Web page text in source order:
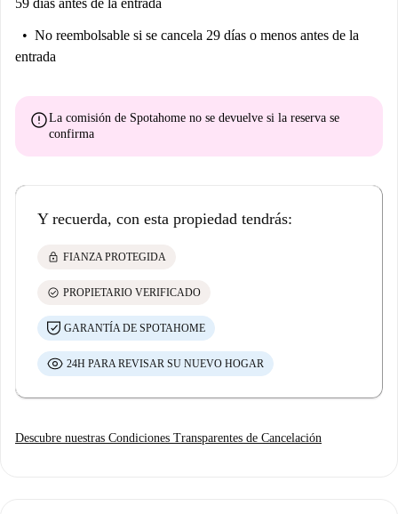
No reembolsable si se cancela 29 días o menos antes de la
entrada
errorLa comisión de Spotahome no se devuelve si la reserva se
confirma
Y recuerda, con esta propiedad tendrás:
lock FIANZA PROTEGIDA
check_circle PROPIETARIO VERIFICADO
GARANTÍA DE SPOTAHOME
24H PARA REVISAR SU NUEVO HOGAR
Descubre nuestras Condiciones Transparentes de Cancelación